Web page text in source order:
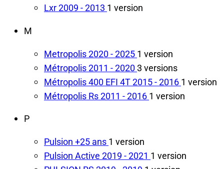
Lxr2009 - 2013 1 version
M
Metropolis2020 - 2025 1 version
Métropolis2011 - 20203 versions
Métropolis 400 EFI 4T2015 - 2016 1 version
Métropolis Rs2011 - 2016 1 version
P
Pulsion +25 ans 1 version
Pulsion Active 2019 - 2021 1 version